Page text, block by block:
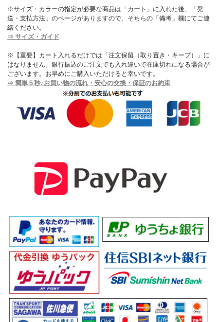
※サイズ・カラーの指定が必要な商品は「カート」に入れた後、「発
送・支払方法」のページがありますので、そちらの「備考」欄にてご連
絡ください。
⇒ サイズ・ガイド
※【重要】カート入れるだけでは「注文保留（取り置き・キープ）」に
はなりません。銀行振込のご注文でも入れ違いで在庫切れになる場合が
ございます。お早めにご購入いただけると幸いです。
⇒ 簡単５秒♪お買い物の流れ・安心の交換・保証のお約束